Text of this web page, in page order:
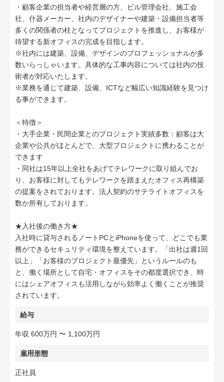
・顧客企業の担当者や経営層の方、ビル管理会社、施工会
社、什器メーカー、社内のデザイナーや建築・設備担当者等
多くの関係者の柱となってプロジェクトを推進し、お客様が
待望する新オフィスの完成を目指します。
※社内には建築、設備、デザインのプロフェッショナルが多
数いらっしゃいます。具体的な工事内容については社内の技
術者が対応いたします。
※業務を通じて建築、設備、ICTなど幅広い知識経験を見つけ
る事ができます。
＜特徴＞
・大手企業・民間企業とのプロジェクト実績多数：顧客は大
企業や公共がほとんどで、大型プロジェクトに携わることが
できます
・同社は15年以上全社をあげてテレワークに取り組んでお
り、お客様に対してもテレワークを踏まえたオフィス再構築
の提案をされております。法人契約のサテライトオフィスを
数か所有しております。
★入社後の働き方★
入社時に貸与されるノートPCとiPhoneを使って、どこでも業
務ができるセキュリティ環境を整えています。「出社は週1回
以上」「お客様のプロジェクト最優先」というルールのも
と、働く場所として自宅・オフィスをその都度選択でき、時
にはシェアオフィスも活用しながら効率よく働くことが推奨
されています。
給与
年収 600万円 〜 1,100万円
雇用形態
正社員